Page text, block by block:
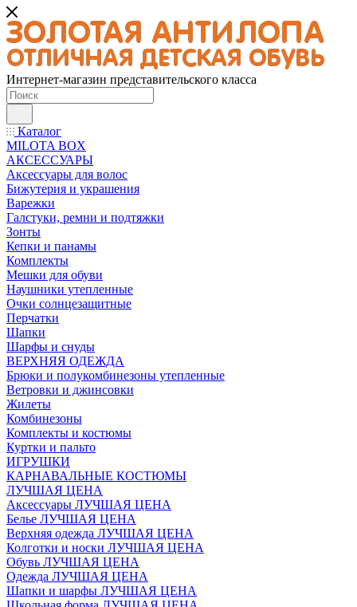
Интернет-магазин представительского класса
Каталог
MILOTA BOX
АКСЕССУАРЫ
Аксессуары для волос
Бижутерия и украшения
Варежки
Галстуки, ремни и подтяжки
Зонты
Кепки и панамы
Комплекты
Мешки для обуви
Наушники утепленные
Очки солнцезащитные
Перчатки
Шапки
Шарфы и снуды
ВЕРХНЯЯ ОДЕЖДА
Брюки и полукомбинезоны утепленные
Ветровки и джинсовки
Жилеты
Комбинезоны
Комплекты и костюмы
Куртки и пальто
ИГРУШКИ
КАРНАВАЛЬНЫЕ КОСТЮМЫ
ЛУЧШАЯ ЦЕНА
Аксессуары ЛУЧШАЯ ЦЕНА
Белье ЛУЧШАЯ ЦЕНА
Верхняя одежда ЛУЧШАЯ ЦЕНА
Колготки и носки ЛУЧШАЯ ЦЕНА
Обувь ЛУЧШАЯ ЦЕНА
Одежда ЛУЧШАЯ ЦЕНА
Шапки и шарфы ЛУЧШАЯ ЦЕНА